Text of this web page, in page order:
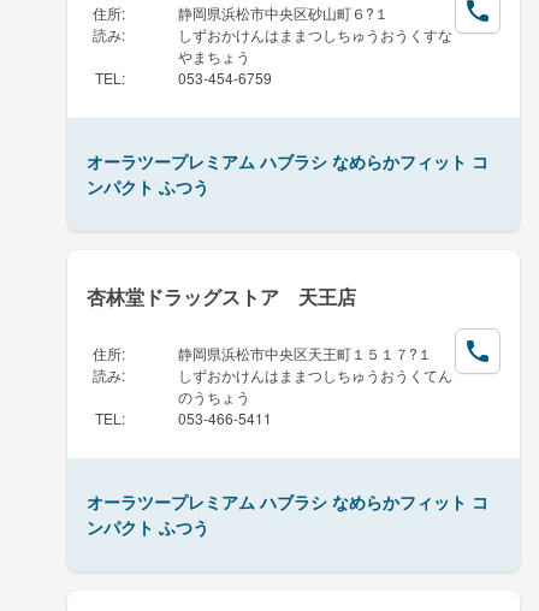
住所:
静岡県浜松市中央区砂山町６?１
読み:
しずおかけんはままつしちゅうおうくすな
やまちょう
TEL : 053-454-6759
オーラツープレミアム ハブラシ なめらかフィット コ
ンパクト ふつう
杏林堂ドラッグストア 天王店
住所:
静岡県浜松市中央区天王町１５１７?１
読み:
しずおかけんはままつしちゅうおうくてん
のうちょう
TEL : 053-466-5411
オーラツープレミアム ハブラシ なめらかフィット コ
ンパクト ふつう